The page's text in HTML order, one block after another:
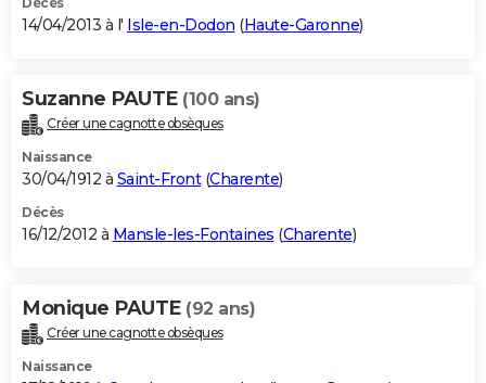
14/04/2013 à l' Isle-en-Dodon (Haute-Garonne)
Suzanne PAUTE (100 ans)
Créer une cagnotte obsèques
Naissance
30/04/1912 à Saint-Front(Charente)
Décès
16/12/2012 à Mansle-les-Fontaines (Charente)
Monique PAUTE (92 ans)
Créer une cagnotte obsèques
Naissance